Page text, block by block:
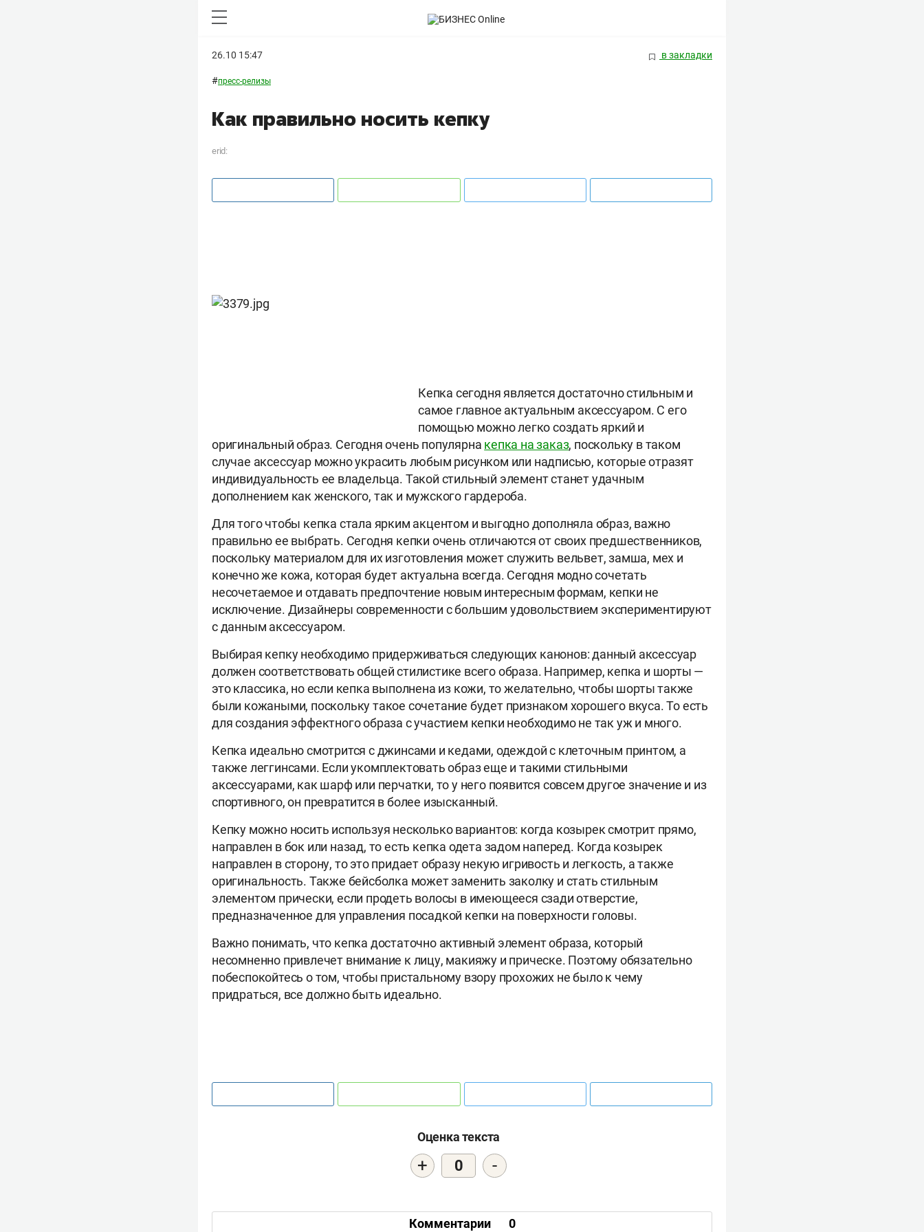
26.10 15:47 в закладки
#пресс-релизы
Как правильно носить кепку
erid:
Кепка сегодня является достаточно стильным и
самое главное актуальным аксессуаром. С его
помощью можно легко создать яркий и
оригинальный образ. Сегодня очень популярна кепка на заказ, поскольку в таком
случае аксессуар можно украсить любым рисунком или надписью, которые отразят
индивидуальность ее владельца. Такой стильный элемент станет удачным
дополнением как женского, так и мужского гардероба.
Для того чтобы кепка стала ярким акцентом и выгодно дополняла образ, важно
правильно ее выбрать. Сегодня кепки очень отличаются от своих предшественников,
поскольку материалом для их изготовления может служить вельвет, замша, мех и
конечно же кожа, которая будет актуальна всегда. Сегодня модно сочетать
несочетаемое и отдавать предпочтение новым интересным формам, кепки не
исключение. Дизайнеры современности с большим удовольствием экспериментируют
с данным аксессуаром.
Выбирая кепку необходимо придерживаться следующих канонов: данный аксессуар
должен соответствовать общей стилистике всего образа. Например, кепка и шорты —
это классика, но если кепка выполнена из кожи, то желательно, чтобы шорты также
были кожаными, поскольку такое сочетание будет признаком хорошего вкуса. То есть
для создания эффектного образа с участием кепки необходимо не так уж и много.
Кепка идеально смотрится с джинсами и кедами, одеждой с клеточным принтом, а
также леггинсами. Если укомплектовать образ еще и такими стильными
аксессуарами, как шарф или перчатки, то у него появится совсем другое значение и из
спортивного, он превратится в более изысканный.
Кепку можно носить используя несколько вариантов: когда козырек смотрит прямо,
направлен в бок или назад, то есть кепка одета задом наперед. Когда козырек
направлен в сторону, то это придает образу некую игривость и легкость, а также
оригинальность. Также бейсболка может заменить заколку и стать стильным
элементом прически, если продеть волосы в имеющееся сзади отверстие,
предназначенное для управления посадкой кепки на поверхности головы.
Важно понимать, что кепка достаточно активный элемент образа, который
несомненно привлечет внимание к лицу, макияжу и прическе. Поэтому обязательно
побеспокойтесь о том, чтобы пристальному взору прохожих не было к чему
придраться, все должно быть идеально.
Оценка текста
+ 0 -
Комментарии 0